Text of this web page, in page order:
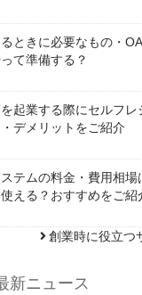
ときに必要なもの・
て準備する？
起業する際にセルフレ
デメリットをご紹介
テムの料金・費用相
える？おすすめをご紹
創業時に役立つ
新ニュース